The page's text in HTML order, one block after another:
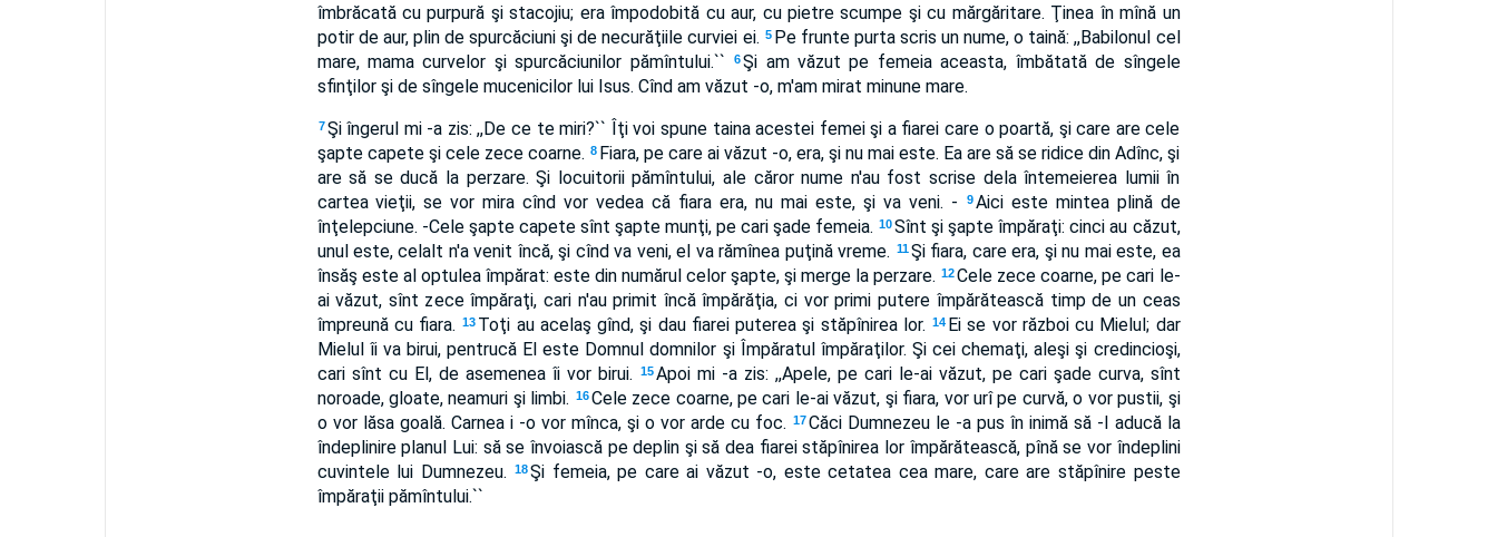
îmbrăcată cu purpură şi stacojiu; era împodobită cu aur, cu pietre scumpe şi cu mărgăritare. Ţinea în mînă un
potir de aur, plin de spurcăciuni şi de necurăţiile curviei ei. 5 Pe frunte purta scris un nume, o taină: ,,Babilonul cel
mare, mama curvelor şi spurcăciunilor pămîntului.``
6Şi am văzut pe femeia aceasta, îmbătată de sîngele
sfinţilor şi de sîngele mucenicilor lui Isus. Cînd am văzut -o, m'am mirat minune mare.
7 Şi îngerul mi -a zis: ,,De ce te miri?`` Îţi voi spune taina acestei femei şi a fiarei care o poartă, şi care are cele
şapte capete şi cele zece coarne. 8 Fiara, pe care ai văzut -o, era, şi nu mai este. Ea are să se ridice din Adînc, şi
are să se ducă la perzare. Şi locuitorii pămîntului, ale căror nume n'au fost scrise dela întemeierea lumii în
cartea vieţii, se vor mira cînd vor vedea că fiara era, nu mai este, şi va veni. -
9Aici este mintea plină de
înţelepciune. -Cele şapte capete sînt şapte munţi, pe cari şade femeia. 10Sînt şi şapte împăraţi: cinci au căzut,
unul este, celalt n'a venit încă, şi cînd va veni, el va rămînea puţină vreme. 11Şi fiara, care era, şi nu mai este, ea
însăş este al optulea împărat: este din numărul celor şapte, şi merge la perzare. 12Cele zece coarne, pe cari le-
ai văzut, sînt zece împăraţi, cari n'au primit încă împărăţia, ci vor primi putere împărătească timp de un ceas
împreună cu fiara.
13 Toţi au acelaş gînd, şi dau fiarei puterea şi stăpînirea lor. 14 Ei se vor război cu Mielul; dar
Mielul îi va birui, pentrucă El este Domnul domnilor şi Împăratul împăraţilor. Şi cei chemaţi, aleşi şi credincioşi,
cari sînt cu El, de asemenea îi vor birui.
15 Apoi mi -a zis: ,,Apele, pe cari le-ai văzut, pe cari şade curva, sînt
noroade, gloate, neamuri şi limbi. 16Cele zece coarne, pe cari le-ai văzut, şi fiara, vor urî pe curvă, o vor pustii, şi
o vor lăsa goală. Carnea i -o vor mînca, şi o vor arde cu foc. 17 Căci Dumnezeu le -a pus în inimă să -I aducă la
îndeplinire planul Lui: să se învoiască pe deplin şi să dea fiarei stăpînirea lor împărătească, pînă se vor îndeplini
cuvintele lui Dumnezeu.
18Şi femeia, pe care ai văzut -o, este cetatea cea mare, care are stăpînire peste
împăraţii pămîntului.``